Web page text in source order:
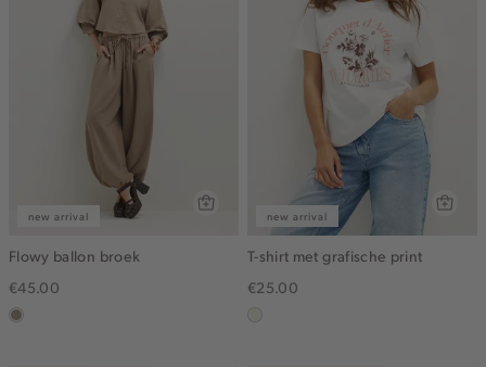
new arrival
Flowy ballon broek
€45.00
taupe,
new arrival
T-shirt met grafische print
€25.00